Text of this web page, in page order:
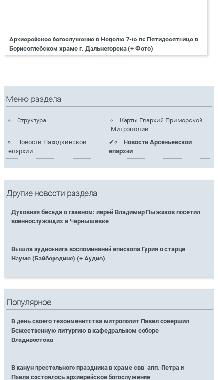
Архиерейское богослужение в Неделю 7-ю по Пятидесятнице в
Борисоглебском храме г. Дальнегорска (+ Фото)
Меню раздела
Структура
Карты Епархий Приморской
Митрополии
Новости Находкинской
епархии
Новости Арсеньевской
епархии
Другие новости раздела
Духовная беседа о главном: иерей Владимир Пыжиков посетил
военнослужащих в Чернышевке
Вышла аудиокнига воспоминаний епископа Гурия о старце
Науме (Байбородине) (+ Аудио)
Популярное
В день своего тезоименитства митрополит Павел совершил
Божественную литургию в кафедральном соборе
Владивостока
В канун престольного праздника в храме свв. апп. Петра и
Павла состоялось архиерейское богослужение